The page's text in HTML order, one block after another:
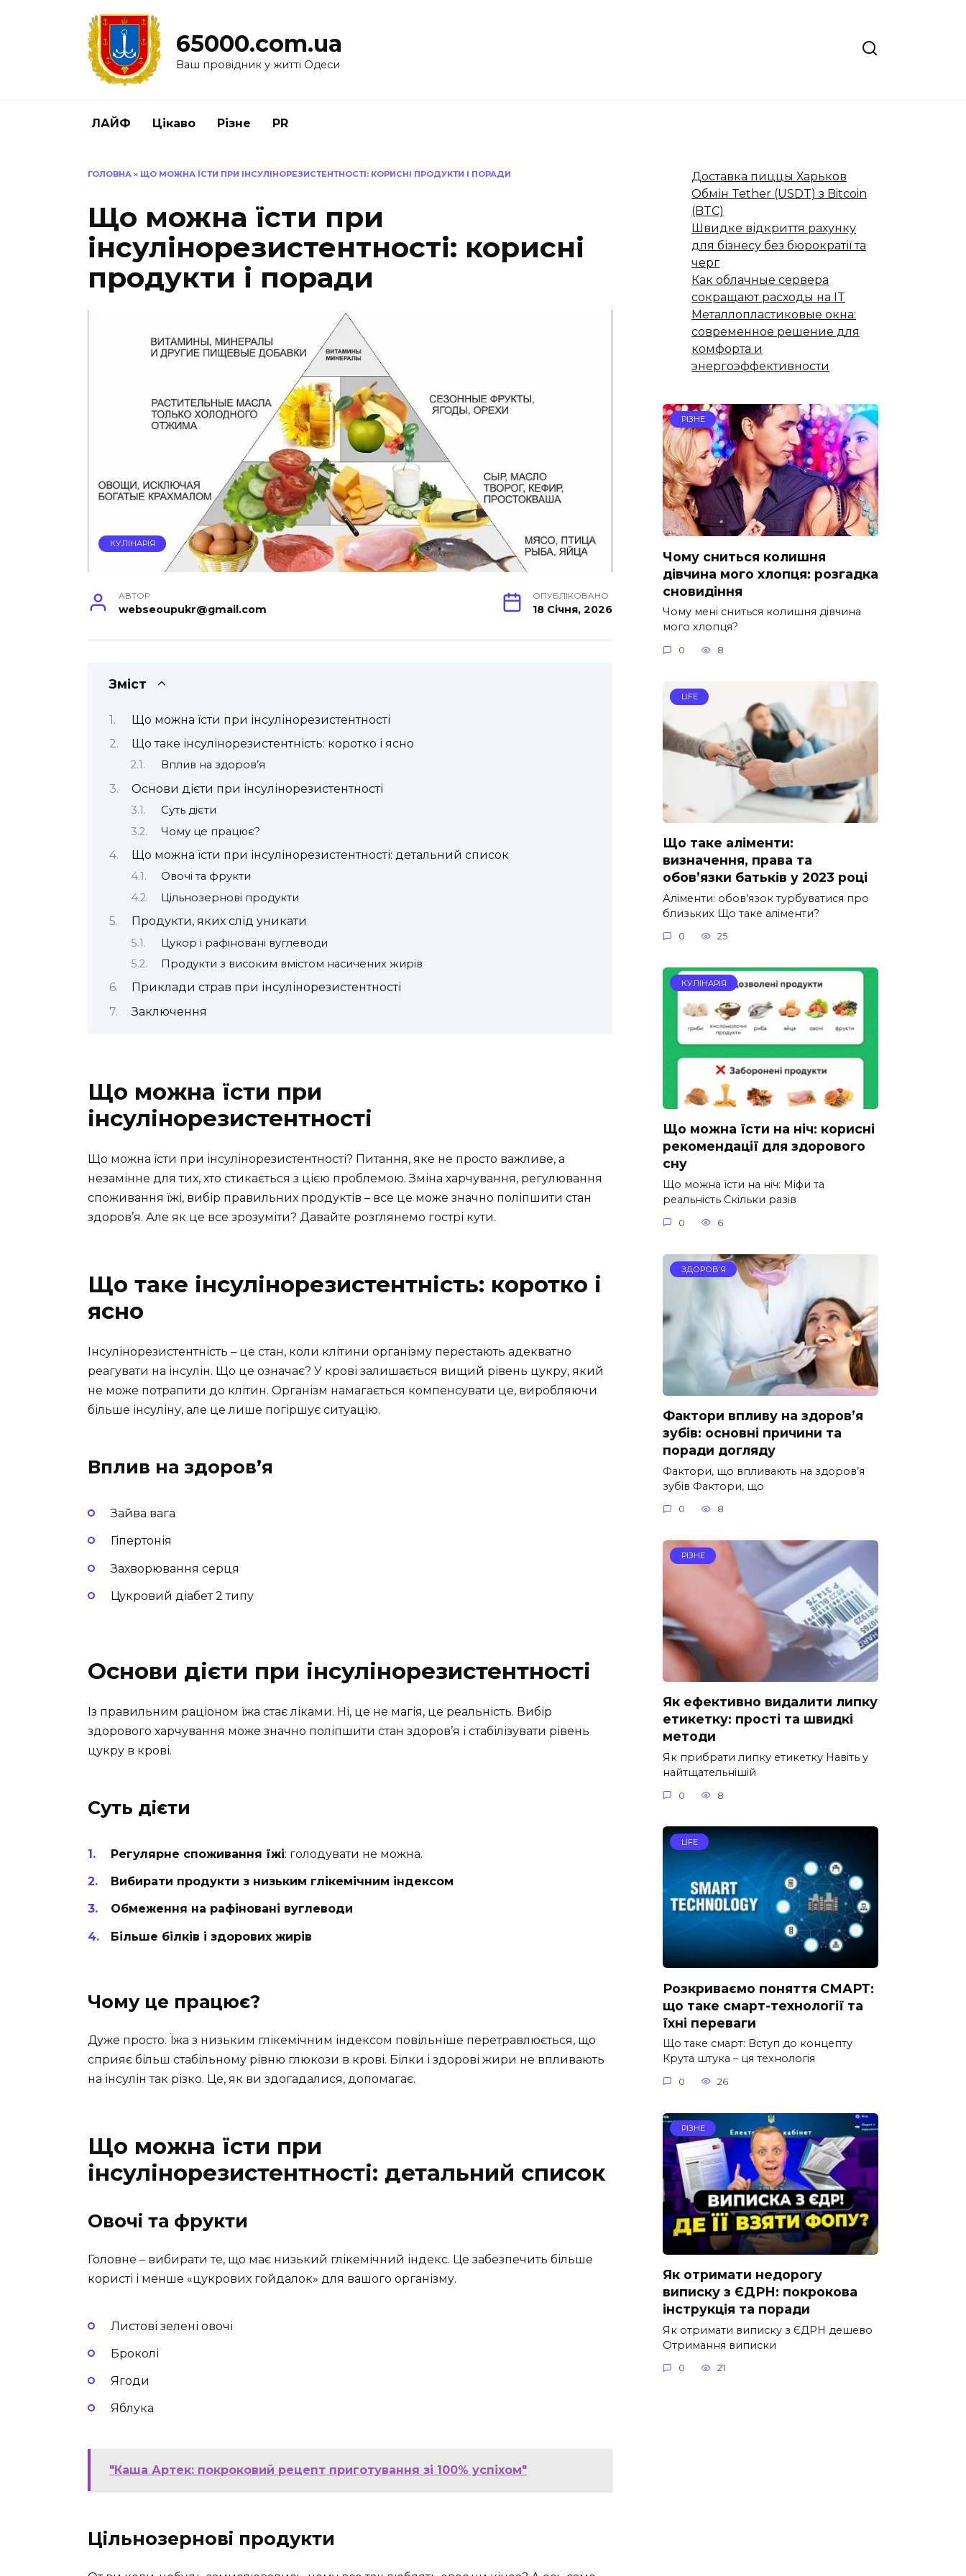
65000.com.ua
Ваш провідник у житті Одеси
ЛАЙФ Цікаво Різне PR
ГОЛОВНА » ЩО МОЖНА ЇСТИ ПРИ ІНСУЛІНОРЕЗИСТЕНТНОСТІ: КОРИСНІ ПРОДУКТИ І ПОРАДИ
Що можна їсти при
інсулінорезистентності: корисні
продукти і поради
КУЛІНАРІЯ
АВТОР
webseoupukr@gmail.com
ОПУБЛІКОВАНО
18 Січня, 2026
Зміст
Що можна їсти при інсулінорезистентності
Що таке інсулінорезистентність: коротко і ясно
Вплив на здоров’я
Основи дієти при інсулінорезистентності
Суть дієти
Чому це працює?
Що можна їсти при інсулінорезистентності: детальний список
Овочі та фрукти
Цільнозернові продукти
Продукти, яких слід уникати
Цукор і рафіновані вуглеводи
Продукти з високим вмістом насичених жирів
Приклади страв при інсулінорезистентності
Заключення
Що можна їсти при
інсулінорезистентності
Що можна їсти при інсулінорезистентності? Питання, яке не просто важливе, а
незамінне для тих, хто стикається з цією проблемою. Зміна харчування, регулювання
споживання їжі, вибір правильних продуктів – все це може значно поліпшити стан
здоров’я. Але як це все зрозуміти? Давайте розглянемо гострі кути.
Що таке інсулінорезистентність: коротко і
ясно
Інсулінорезистентність – це стан, коли клітини організму перестають адекватно
реагувати на інсулін. Що це означає? У крові залишається вищий рівень цукру, який
не може потрапити до клітин. Організм намагається компенсувати це, виробляючи
більше інсуліну, але це лише погіршує ситуацію.
Вплив на здоров’я
Зайва вага
Гіпертонія
Захворювання серця
Цукровий діабет 2 типу
Основи дієти при інсулінорезистентності
Із правильним раціоном їжа стає ліками. Ні, це не магія, це реальність. Вибір
здорового харчування може значно поліпшити стан здоров’я і стабілізувати рівень
цукру в крові.
Суть дієти
Регулярне споживання їжі: голодувати не можна.
Вибирати продукти з низьким глікемічним індексом
Обмеження на рафіновані вуглеводи
Більше білків і здорових жирів
Чому це працює?
Дуже просто. Їжа з низьким глікемічним індексом повільніше перетравлюється, що
сприяє більш стабільному рівню глюкози в крові. Білки і здорові жири не впливають
на інсулін так різко. Це, як ви здогадалися, допомагає.
Що можна їсти при
інсулінорезистентності: детальний список
Овочі та фрукти
Головне – вибирати те, що має низький глікемічний індекс. Це забезпечить більше
користі і менше «цукрових гойдалок» для вашого організму.
Листові зелені овочі
Броколі
Ягоди
Яблука
"Каша Артек: покроковий рецепт приготування зі 100% успіхом"
Цільнозернові продукти
Доставка пиццы Харьков
Обмін Tether (USDT) з Bitcoin
(BTC)
Швидке відкриття рахунку
для бізнесу без бюрократії та
черг
Как облачные сервера
сокращают расходы на IT
Металлопластиковые окна:
современное решение для
комфорта и
энергоэффективности
РІЗНЕ
Чому сниться колишня
дівчина мого хлопця: розгадка
сновидіння
Чому мені сниться колишня дівчина
мого хлопця?
0 8
LIFE
Що таке аліменти:
визначення, права та
обов’язки батьків у 2023 році
Аліменти: обов’язок турбуватися про
близьких Що таке аліменти?
0 25
КУЛІНАРІЯ
Що можна їсти на ніч: корисні
рекомендації для здорового
сну
Що можна їсти на ніч: Міфи та
реальність Скільки разів
0 6
ЗДОРОВ’Я
Фактори впливу на здоров’я
зубів: основні причини та
поради догляду
Фактори, що впливають на здоров’я
зубів Фактори, що
0 8
РІЗНЕ
Як ефективно видалити липку
етикетку: прості та швидкі
методи
Як прибрати липку етикетку Навіть у
найтщательнішій
0 8
LIFE
Розкриваємо поняття СМАРТ:
що таке смарт-технології та
їхні переваги
Що таке смарт: Вступ до концепту
Крута штука – ця технологія
0 26
РІЗНЕ
Як отримати недорогу
виписку з ЄДРН: покрокова
інструкція та поради
Як отримати виписку з ЄДРН дешево
Отримання виписки
0 21